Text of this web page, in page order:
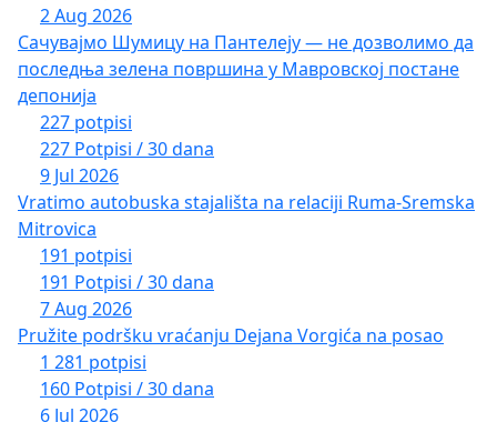
2 Aug 2026
Сачувајмо Шумицу на Пантелеју — не дозволимо да
последња зелена површина у Мавровској постане
депонија
227 potpisi
227 Potpisi / 30 dana
9 Jul 2026
Vratimo autobuska stajališta na relaciji Ruma-Sremska
Mitrovica
191 potpisi
191 Potpisi / 30 dana
7 Aug 2026
Pružite podršku vraćanju Dejana Vorgića na posao
1 281 potpisi
160 Potpisi / 30 dana
6 Jul 2026